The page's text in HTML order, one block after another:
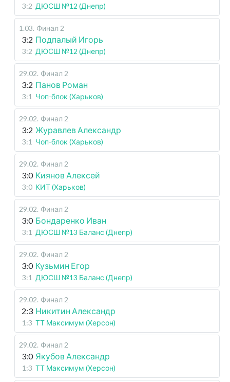
3:2 ДЮСШ №12 (Днепр)
1.03. Финал 2
3:2 Подпалый Игорь
3:2 ДЮСШ №12 (Днепр)
29.02. Финал 2
3:2 Панов Роман
3:1 Чоп-блок (Харьков)
29.02. Финал 2
3:2 Журавлев Александр
3:1 Чоп-блок (Харьков)
29.02. Финал 2
3:0 Киянов Алексей
3:0 КИТ (Харьков)
29.02. Финал 2
3:0 Бондаренко Иван
3:1 ДЮСШ №13 Баланс (Днепр)
29.02. Финал 2
3:0 Кузьмин Егор
3:1 ДЮСШ №13 Баланс (Днепр)
29.02. Финал 2
2:3 Никитин Александр
1:3 ТТ Максимум (Херсон)
29.02. Финал 2
3:0 Якубов Александр
1:3 ТТ Максимум (Херсон)